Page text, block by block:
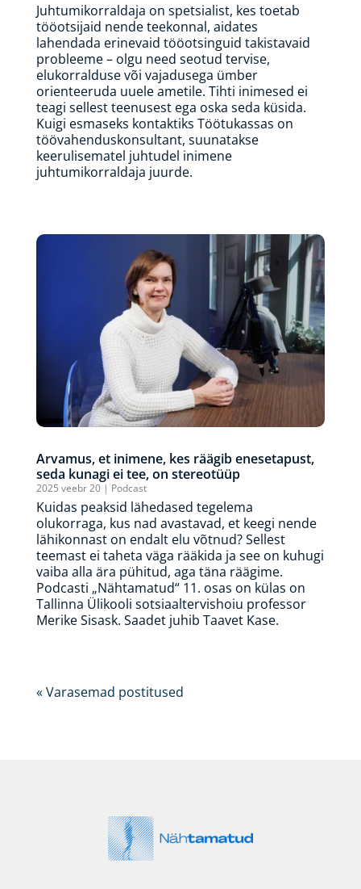
Juhtumikorraldaja on spetsialist, kes toetab
tööotsijaid nende teekonnal, aidates
lahendada erinevaid tööotsinguid takistavaid
probleeme – olgu need seotud tervise,
elukorralduse või vajadusega ümber
orienteeruda uuele ametile. Tihti inimesed ei
teagi sellest teenusest ega oska seda küsida.
Kuigi esmaseks kontaktiks Töötukassas on
töövahenduskonsultant, suunatakse
keerulisematel juhtudel inimene
juhtumikorraldaja juurde.
Arvamus, et inimene, kes räägib enesetapust,
seda kunagi ei tee, on stereotüüp
2025 veebr 20| Podcast
Kuidas peaksid lähedased tegelema
olukorraga, kus nad avastavad, et keegi nende
lähikonnast on endalt elu võtnud? Sellest
teemast ei taheta väga rääkida ja see on kuhugi
vaiba alla ära pühitud, aga täna räägime.
Podcasti „Nähtamatud“ 11. osas on külas on
Tallinna Ülikooli sotsiaaltervishoiu professor
Merike Sisask. Saadet juhib Taavet Kase.
« Varasemad postitused